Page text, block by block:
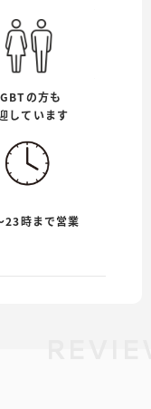
の方も
しています
23時まで営業